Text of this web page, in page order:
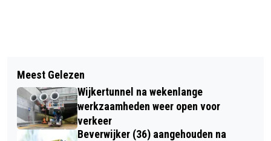
HEEMSKERKER (26) EN BEVERWIJKER
(18) OVERLEDEN BIJ EENZIJDIG
ONGEVAL OP N245
SPORTKAMPIOENEN GEZOCHT VOOR
BEVERWIJKS SPORTGALA 2026
Meest Gelezen
Wijkertunnel na wekenlange
werkzaamheden weer open voor
verkeer
Beverwijker (36) aangehouden na